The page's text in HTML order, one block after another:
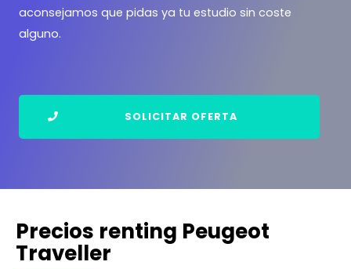
aconsejamos que pidas ya tu estudio sin coste
alguno.
SOLICITAR OFERTA
Precios renting Peugeot
Traveller